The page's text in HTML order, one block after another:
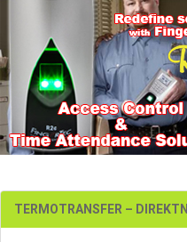
TERMOTRANSFER – DIREKTNI